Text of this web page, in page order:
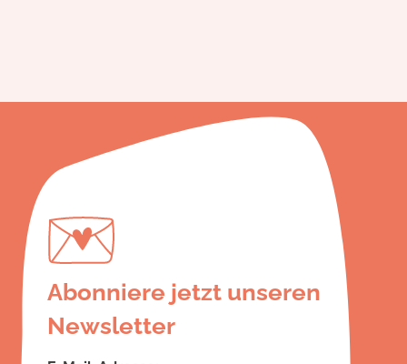
Abonniere jetzt unseren
Newsletter